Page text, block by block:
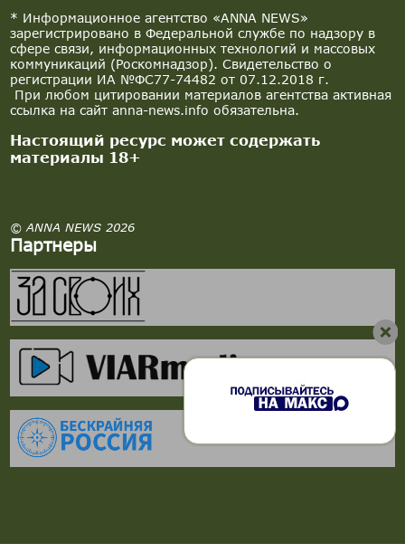
* Информационное агентство «ANNA NEWS»
зарегистрировано в Федеральной службе по надзору в
сфере связи, информационных технологий и массовых
коммуникаций (Роскомнадзор). Свидетельство о
регистрации ИА №ФС77-74482 от 07.12.2018 г.
При любом цитировании материалов агентства активная
ссылка на сайт anna-news.info обязательна.
Настоящий ресурс может содержать
материалы 18+
© ANNA NEWS 2026
Партнеры